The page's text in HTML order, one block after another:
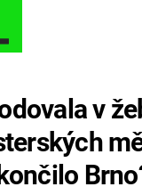
AVENGERS 5
v